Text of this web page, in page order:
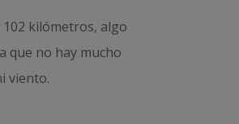
102 kilómetros, algo
que no hay mucho
viento.